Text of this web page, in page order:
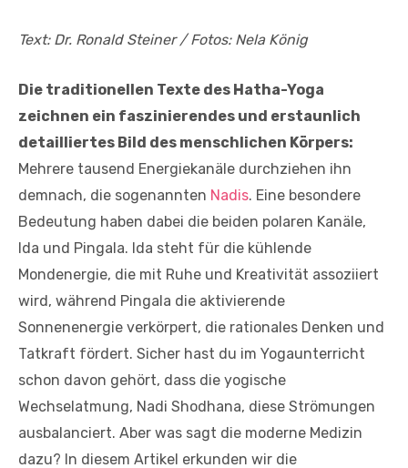
Text: Dr. Ronald Steiner / Fotos: Nela König
Die traditionellen Texte des Hatha-Yoga
zeichnen ein faszinierendes und erstaunlich
detailliertes Bild des menschlichen Körpers:
Mehrere tausend Energiekanäle durchziehen ihn
demnach, die sogenannten Nadis. Eine besondere
Bedeutung haben dabei die beiden polaren Kanäle,
Ida und Pingala. Ida steht für die kühlende
Mondenergie, die mit Ruhe und Kreativität assoziiert
wird, während Pingala die aktivierende
Sonnenenergie verkörpert, die rationales Denken und
Tatkraft fördert. Sicher hast du im Yogaunterricht
schon davon gehört, dass die yogische
Wechselatmung, Nadi Shodhana, diese Strömungen
ausbalanciert. Aber was sagt die moderne Medizin
dazu? In diesem Artikel erkunden wir die